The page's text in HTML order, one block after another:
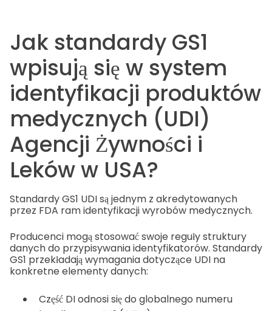
Jak standardy GS1
wpisują się w system
identyfikacji produktów
medycznych (UDI)
Agencji Żywności i
Leków w USA?
Standardy GS1 UDI są jednym z akredytowanych
przez FDA ram identyfikacji wyrobów medycznych.
Producenci mogą stosować swoje reguły struktury
danych do przypisywania identyfikatorów. Standardy
GS1 przekładają wymagania dotyczące UDI na
konkretne elementy danych:
Część DI odnosi się do globalnego numeru